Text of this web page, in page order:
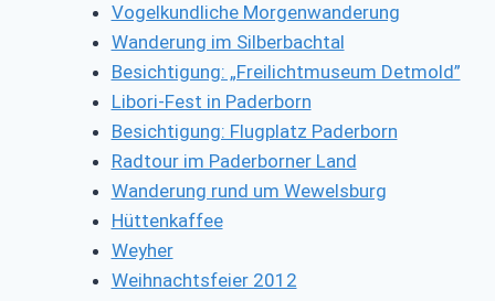
Vogelkundliche Morgenwanderung
Wanderung im Silberbachtal
Besichtigung: „Freilichtmuseum Detmold”
Libori-Fest in Paderborn
Besichtigung: Flugplatz Paderborn
Radtour im Paderborner Land
Wanderung rund um Wewelsburg
Hüttenkaffee
Weyher
Weihnachtsfeier 2012